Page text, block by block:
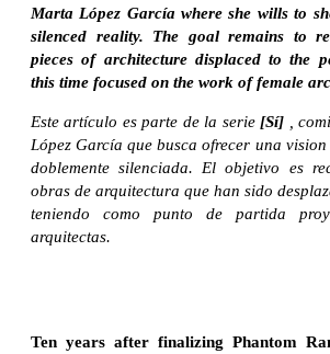
Marta López García where she wills to
silenced reality. The goal remains to
pieces of architecture displaced to the
this time focused on the work of female
Este artículo es parte de la serie [Sí]
,
López García que busca ofrecer una
doblemente silenciada. El objetivo es
obras de arquitectura que han sido
teniendo como punto de partida
arquitectas.
Ten years after finalizing Phantom